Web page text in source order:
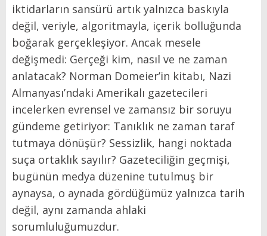
iktidarların sansürü artık yalnızca baskıyla
değil, veriyle, algoritmayla, içerik bolluğunda
boğarak gerçekleşiyor. Ancak mesele
değişmedi: Gerçeği kim, nasıl ve ne zaman
anlatacak? Norman Domeier’in kitabı, Nazi
Almanyası’ndaki Amerikalı gazetecileri
incelerken evrensel ve zamansız bir soruyu
gündeme getiriyor: Tanıklık ne zaman taraf
tutmaya dönüşür? Sessizlik, hangi noktada
suça ortaklık sayılır? Gazeteciliğin geçmişi,
bugünün medya düzenine tutulmuş bir
aynaysa, o aynada gördüğümüz yalnızca tarih
değil, aynı zamanda ahlaki
sorumluluğumuzdur.